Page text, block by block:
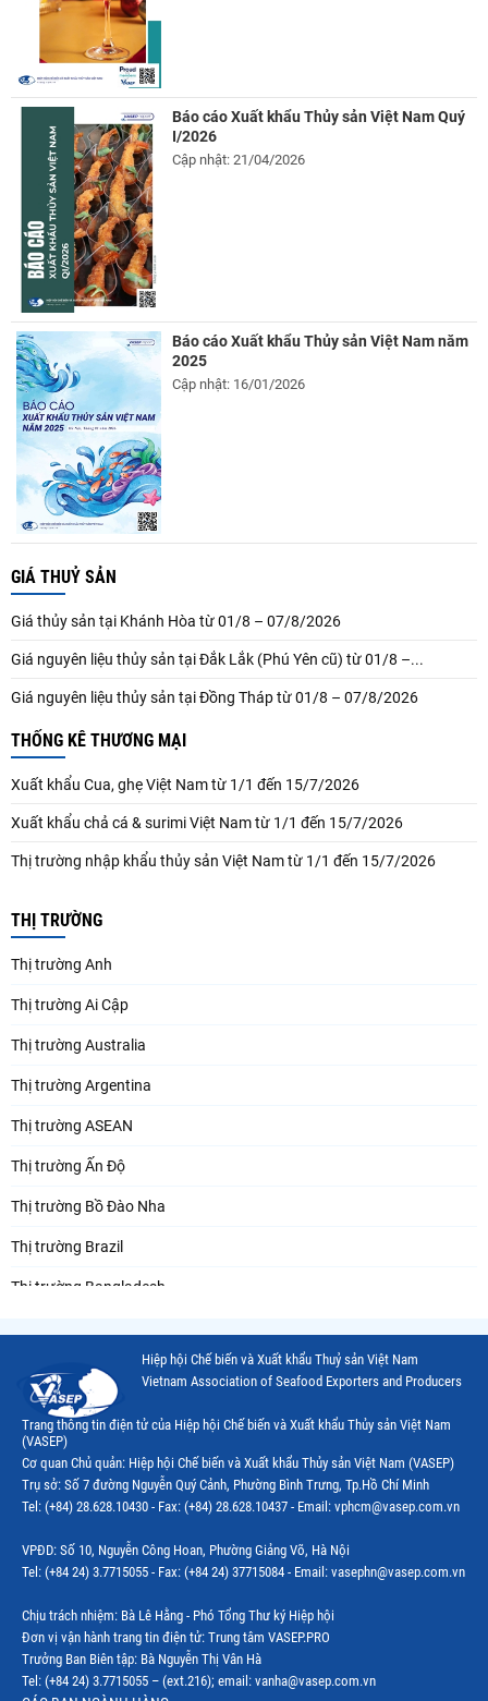
Báo cáo Xuất khẩu Thủy sản Việt Nam Quý
I/2026
Cập nhật: 21/04/2026
Báo cáo Xuất khẩu Thủy sản Việt Nam năm
2025
Cập nhật: 16/01/2026
GIÁ THUỶ SẢN
Giá thủy sản tại Khánh Hòa từ 01/8 – 07/8/2026
Giá nguyên liệu thủy sản tại Đắk Lắk (Phú Yên cũ) từ 01/8 –...
Giá nguyên liệu thủy sản tại Đồng Tháp từ 01/8 – 07/8/2026
THỐNG KÊ THƯƠNG MẠI
Xuất khẩu Cua, ghẹ Việt Nam từ 1/1 đến 15/7/2026
Xuất khẩu chả cá & surimi Việt Nam từ 1/1 đến 15/7/2026
Thị trường nhập khẩu thủy sản Việt Nam từ 1/1 đến 15/7/2026
THỊ TRƯỜNG
Thị trường Anh
Thị trường Ai Cập
Thị trường Australia
Thị trường Argentina
Thị trường ASEAN
Thị trường Ấn Độ
Thị trường Bồ Đào Nha
Thị trường Brazil
Thị trường Bangladesh
Thị trường Canada
Thị trường Ecuador
Thị trường EU
Thị trường Indonesia
Thị trường Mỹ
Thị trường Nga
Thị trường Hàn Quốc
Thị trường Nhật Bản
Hiệp hội Chế biến và Xuất khẩu Thuỷ sản Việt Nam
Vietnam Association of Seafood Exporters and Producers
Trang thông tin điện tử của Hiệp hội Chế biến và Xuất khẩu Thủy sản Việt Nam
(VASEP)
Cơ quan Chủ quản: Hiệp hội Chế biến và Xuất khẩu Thủy sản Việt Nam (VASEP)
Trụ sở: Số 7 đường Nguyễn Quý Cảnh, Phường Bình Trưng, Tp.Hồ Chí Minh
Tel: (+84) 28.628.10430 - Fax: (+84) 28.628.10437 - Email: vphcm@vasep.com.vn
VPĐD: Số 10, Nguyễn Công Hoan, Phường Giảng Võ, Hà Nội
Tel: (+84 24) 3.7715055 - Fax: (+84 24) 37715084 - Email: vasephn@vasep.com.vn
Chịu trách nhiệm: Bà Lê Hằng - Phó Tổng Thư ký Hiệp hội
Đơn vị vận hành trang tin điện tử: Trung tâm VASEP.PRO
Trưởng Ban Biên tập: Bà Nguyễn Thị Vân Hà
Tel: (+84 24) 3.7715055 – (ext.216); email: vanha@vasep.com.vn